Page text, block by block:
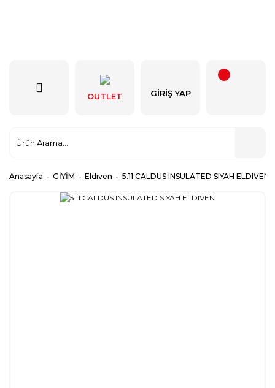
OUTLET GIRIŞ YAP
Anasayfa GİYİM Eldiven 5.11 CALDUS INSULATED SIYAH ELDIVEN